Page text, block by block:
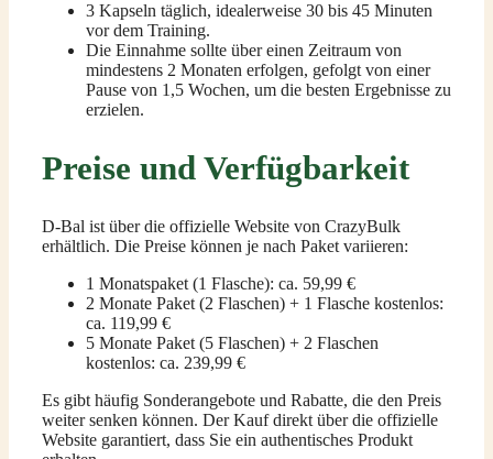
3 Kapseln täglich, idealerweise 30 bis 45 Minuten
vor dem Training.
Die Einnahme sollte über einen Zeitraum von
mindestens 2 Monaten erfolgen, gefolgt von einer
Pause von 1,5 Wochen, um die besten Ergebnisse zu
erzielen.
Preise und Verfügbarkeit
D-Bal ist über die offizielle Website von CrazyBulk
erhältlich. Die Preise können je nach Paket variieren:
1 Monatspaket (1 Flasche): ca. 59,99 €
2 Monate Paket (2 Flaschen) + 1 Flasche kostenlos:
ca. 119,99 €
5 Monate Paket (5 Flaschen) + 2 Flaschen
kostenlos: ca. 239,99 €
Es gibt häufig Sonderangebote und Rabatte, die den Preis
weiter senken können. Der Kauf direkt über die offizielle
Website garantiert, dass Sie ein authentisches Produkt